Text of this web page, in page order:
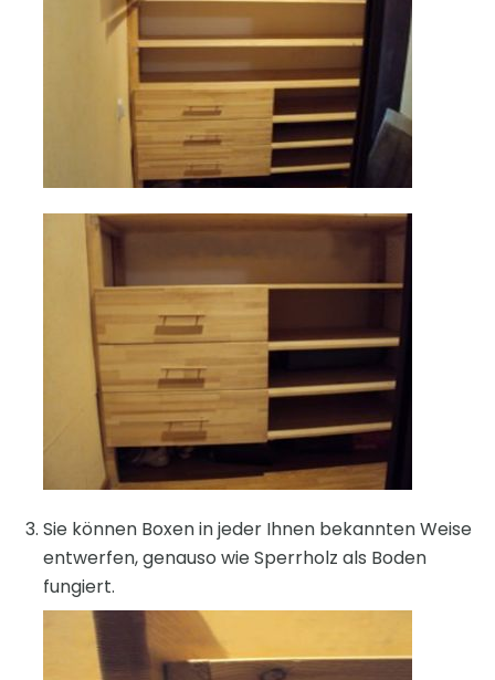
Sie können Boxen in jeder Ihnen bekannten Weise
entwerfen, genauso wie Sperrholz als Boden
fungiert.